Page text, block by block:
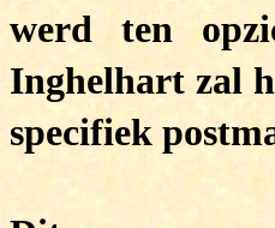
werd ten
Inghelhart zal
specifiek